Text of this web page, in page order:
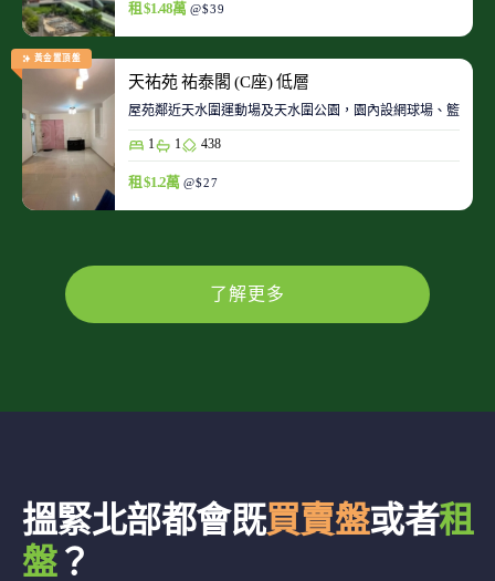
租 $1.48萬 @$39
黃金置頂盤
天祐苑 祐泰閣 (C座) 低層
屋苑鄰近天水圍運動場及天水圍公園，園內設網球場、籃球
1 1 438
租 $1.2萬 @$27
了解更多
搵緊北部都會既買賣盤或者租
盤？